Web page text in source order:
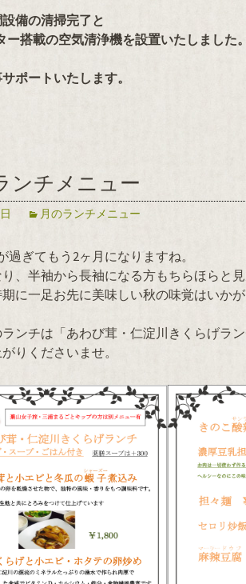
備の清掃完了と
ー搭載の空気清浄機を設置いたしました。
ポートいたします。
ンチメニュー
月のランチメニュー
過ぎてもう2ヶ月になりますね。
、半袖から長袖になる方もちらほらと見
に一足お先に美味しい秋の味覚はいかが
ンチは「あわび茸・仁淀川きくらげラン
りくださいませ。